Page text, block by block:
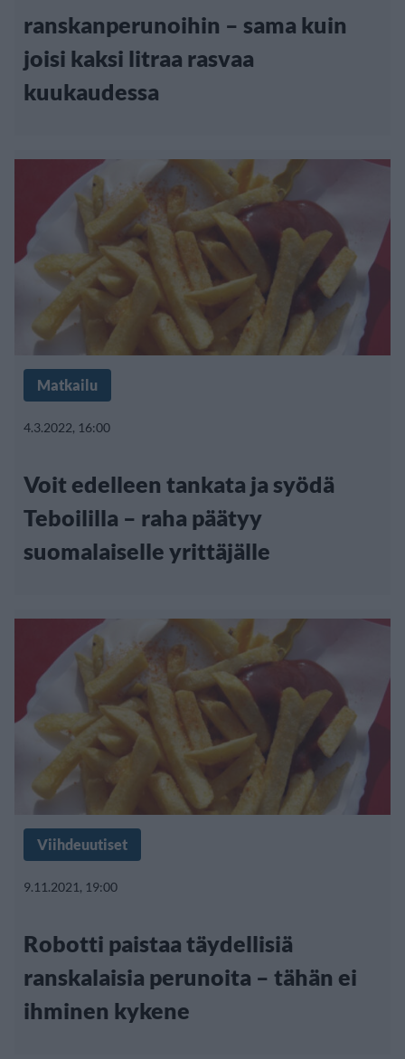
ranskanperunoihin – sama kuin
joisi kaksi litraa rasvaa
kuukaudessa
Matkailu
4.3.2022, 16:00
Voit edelleen tankata ja syödä
Teboililla – raha päätyy
suomalaiselle yrittäjälle
Viihdeuutiset
9.11.2021, 19:00
Robotti paistaa täydellisiä
ranskalaisia perunoita – tähän ei
ihminen kykene